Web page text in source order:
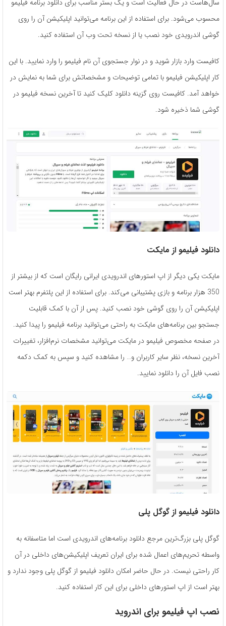
سال‌هاست در حال فعالیت است و یک بستر مناسب برای دانلود برنامه فیلیمو
محسوب می‌شود. برای استفاده از این برنامه می‌توانید اپلیکیشن آن را روی
گوشی اندرویدی خود نصب یا از نسخه تحت وب آن استفاده کنید.
کافیست وارد بازار شوید و در نوار جستجوی آن نام فیلیمو را وارد نمایید. با این
کار اپلیکیشن فیلیمو با تمامی توضیحات و مشخصاتش برای شما به نمایش در
خواهد آمد. کافیست روی گزینه دانلود کلیک کنید تا آخرین نسخه فیلیمو در
گوشی شما ذخیره شود.
دانلود فیلیمو از مایکت
مایکت یکی دیگر از اپ استورهای اندرویدی ایرانی رایگان است که از بیشتر از
350 هزار برنامه و بازی پشتیبانی می‌کند. برای استفاده از این پلتفرم بهتر است
اپلیکیشن آن را روی گوشی خود نصب کنید. پس از آن با کمک قابلیت
جستجو بین برنامه‌های مایکت به راحتی می‌توانید برنامه فیلیمو را پیدا کنید.
در صفحه مخصوص فیلیمو در مایکت می‌توانید مشخصات نرم‌افزار، تغییرات
آخرین نسخه، نظر سایر کاربران و… را مشاهده کنید و سپس به کمک دکمه
نصب فایل آن را دانلود نمایید.
دانلود فیلیمو از گوگل پلی
گوگل پلی بزرگ‌ترین مرجع دانلود برنامه‌های اندرویدی است اما متاسفانه به
واسطه تحریم‌های اعمال شده برای ایران تعریف اپلیکیشن‌های داخلی در آن
کار راحتی نیست. در حال حاضر امکان دانلود فیلیمو از گوگل پلی وجود ندارد و
بهتر است از اپ استورهای داخلی برای این کار استفاده کنید.
نصب اپ فیلیمو برای اندروید